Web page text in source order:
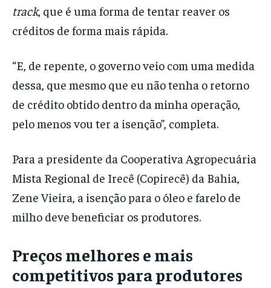
track, que é uma forma de tentar reaver os
créditos de forma mais rápida.
“E, de repente, o governo veio com uma medida
dessa, que mesmo que eu não tenha o retorno
de crédito obtido dentro da minha operação,
pelo menos vou ter a isenção”, completa.
Para a presidente da Cooperativa Agropecuária
Mista Regional de Irecê (Copirecê) da Bahia,
Zene Vieira, a isenção para o óleo e farelo de
milho deve beneficiar os produtores.
Preços melhores e mais
competitivos para produtores